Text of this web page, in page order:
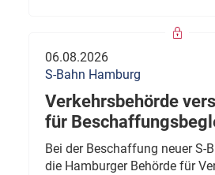
06.08.2026
S-Bahn Hamburg
Verkehrsbehörde
für
Bei der Beschaffung neuer S-
die Hamburger Behörde für